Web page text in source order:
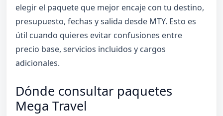
elegir el paquete que mejor encaje con tu destino,
presupuesto, fechas y salida desde MTY. Esto es
útil cuando quieres evitar confusiones entre
precio base, servicios incluidos y cargos
adicionales.
Dónde consultar paquetes
Mega Travel